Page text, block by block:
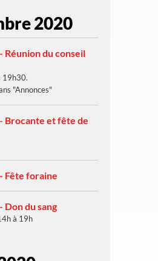
2020
Réunion du conseil
19h30.
"Annonces"
Brocante et fête de
Fête foraine
Don du sang
à 19h